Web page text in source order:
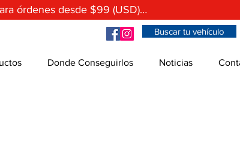
órdenes desde $99 (USD)…
Buscar tu vehículo
Donde Conseguirlos Noticias